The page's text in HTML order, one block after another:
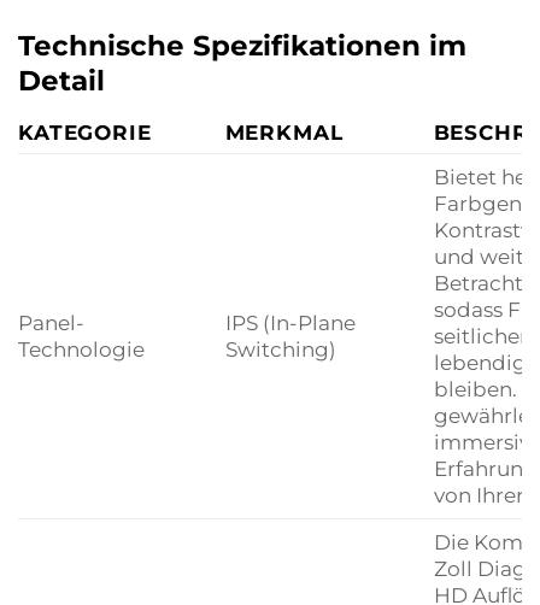
Technische Spezifikationen im
Detail
KATEGORIE MERKMAL
Panel-
Technologie
IPS (In-Plane
Switching)
Bietet
und weite
sodass
seitlicher
lebendig
bleiben.
von Ihrer
Die
Zoll
HD